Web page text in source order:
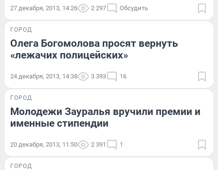
27 декабря, 2013, 14:26 2 297 Обсудить
ГОРОД
Олега Богомолова просят вернуть
«лежачих полицейских»
24 декабря, 2013, 14:38 3 393 16
ГОРОД
Молодежи Зауралья вручили премии и
именные стипендии
20 декабря, 2013, 11:50 2 391 1
ГОРОД